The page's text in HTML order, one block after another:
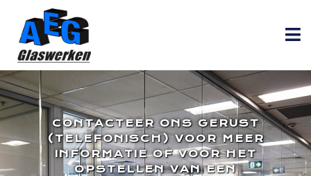
CONTACTEER ONS GERUST
(TELEFONISCH) VOOR MEER
INFORMATIE OF VOOR HET
OPSTELLEN VAN EEN